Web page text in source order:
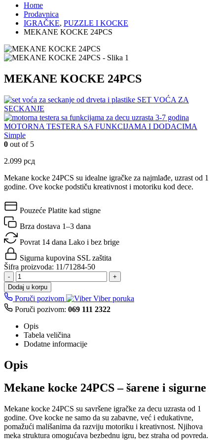
Home
Prodavnica
IGRAČKE, PUZZLE I KOCKE
MEKANE KOCKE 24PCS
MEKANE KOCKE 24PCS
SET VOĆA ZA
SECKANJE
MOTORNA TESTERA SA FUNKCIJAMA I DODACIMA
Simple
0 out of 5
2.099 рсд
Mekane kocke 24PCS su idealne igračke za najmlađe, uzrast od 1
godine. Ove kocke podstiču kreativnost i motoriku kod dece.
Pouzeće Platite kad stigne
Brza dostava 1–3 dana
Povrat 14 dana Lako i bez brige
Sigurna kupovina SSL zaštita
Šifra proizvoda: 11/71284-50
-
+
Dodaj u korpu
Poruči pozivom
Viber poruka
Poruči pozivom: 069 111 2322
Opis
Tabela veličina
Dodatne informacije
Opis
Mekane kocke 24PCS – šarene i sigurne
Mekane kocke 24PCS su savršene igračke za decu uzrasta od 1
godine. Ove kocke ne samo da su zabavne, već i edukativne,
pomažući mališanima da razviju motoriku i kreativnost. Njihova
meka struktura omogućava bezbednu igru, bez straha od povreda.